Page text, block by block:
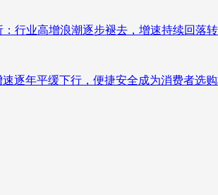
行业高增浪潮逐步褪去，增速持续回落
逐年平缓下行，便捷安全成为消费者选